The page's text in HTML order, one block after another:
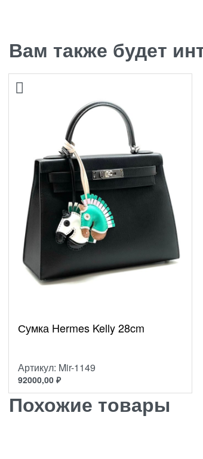
Вам также будет
Сумка Hermes Kelly 28cm
Артикул: Mir-1149
92000,00 ₽
Похожие товары